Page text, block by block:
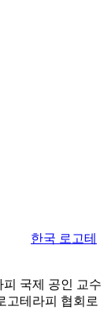
한국 로고테
국제 공인 교수
고테라피 협회로